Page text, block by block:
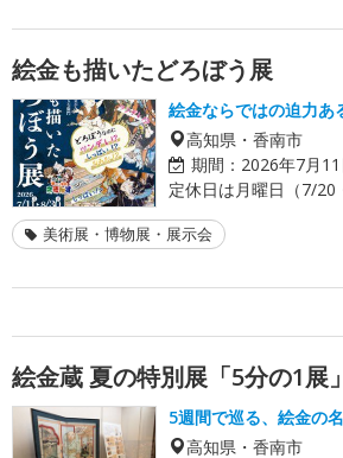
絵金も描いたどろぼう展
絵金ならではの迫力あ
高知県・香南市
期間： 2026年7月
定休日は月曜日（7/
美術展・博物展・展示会
絵金蔵 夏の特別展「5分の1展」
5週間で巡る、絵金の
高知県・香南市